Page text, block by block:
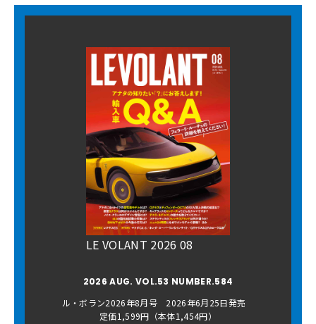
LE VOLANT 2026 08
2026 AUG. VOL.53 NUMBER.584
ル・ボラン2026年8月号 2026年6月25日発売
定価1,599円（本体1,454円）